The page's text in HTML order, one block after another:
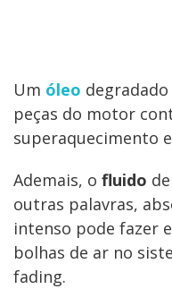
Um óleo
peças do motor
superaquecimento
Ademais, o fluido
outras palavras,
intenso pode fazer
bolhas de ar no
fading.